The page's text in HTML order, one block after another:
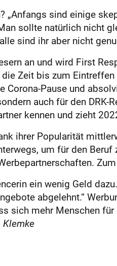
„Anfangs sind einige
sollte natürlich nicht
sind ihr aber nicht
an und wird First
Zeit bis zum
Corona-Pause und
auch für den
kennen und zieht
ihrer Popularität
um für den Beruf
ein wenig Geld
abgelehnt.“
sich mehr Menschen